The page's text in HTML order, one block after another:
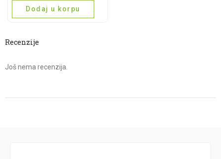
–
100%
Dodaj u korpu
Recenzije
Još nema recenzija.